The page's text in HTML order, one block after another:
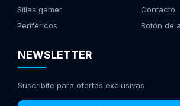
Sillas gamer
Periféricos
Contacto
Botón de
NEWSLETTER
Suscribite para ofertas exclusivas